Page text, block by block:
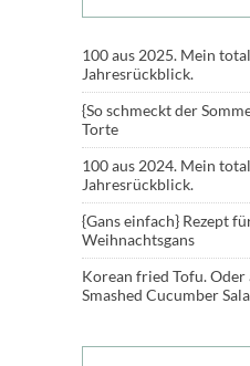
100 aus 2025. Mein
Jahresrückblick.
{So schmeckt der
Torte
100 aus 2024. Mein
Jahresrückblick.
{Gans einfach} Rezept
Weihnachtsgans
Korean fried Tofu.
Smashed Cucumber